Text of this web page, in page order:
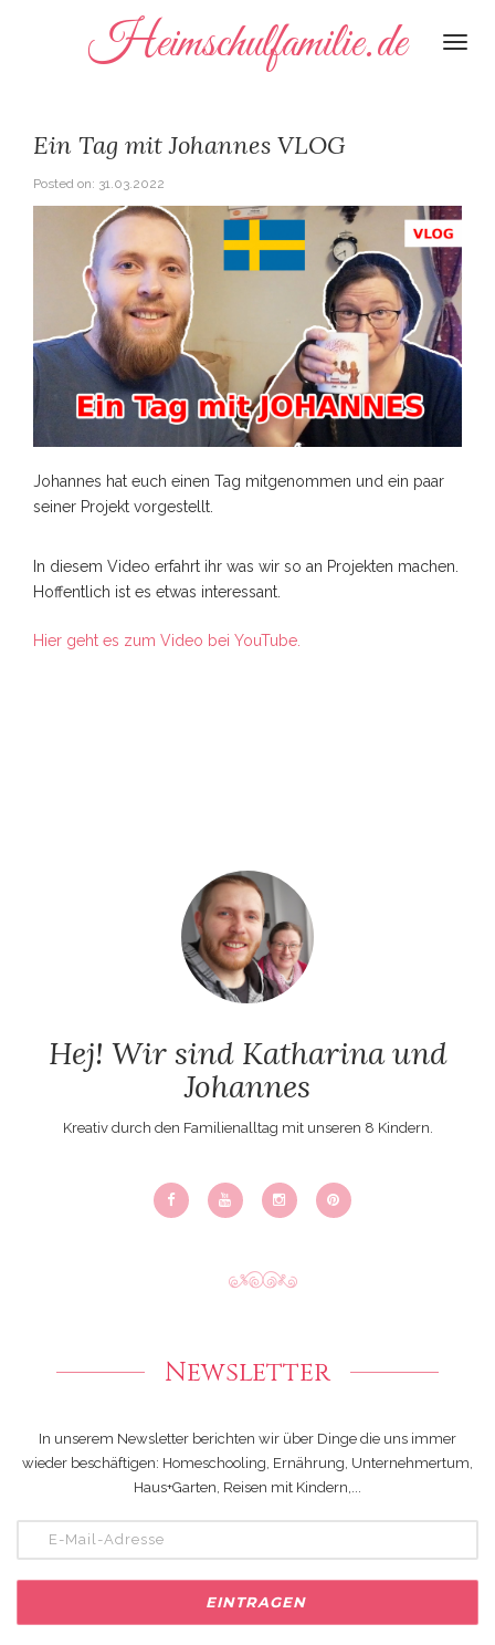
Heimschulfamilie.de
Ein Tag mit Johannes VLOG
Posted on: 31.03.2022
Johannes hat euch einen Tag mitgenommen und ein paar
seiner Projekt vorgestellt.
In diesem Video erfahrt ihr was wir so an Projekten machen.
Hoffentlich ist es etwas interessant.
Hier geht es zum Video bei YouTube.
Hej! Wir sind Katharina und
Johannes
Kreativ durch den Familienalltag mit unseren 8 Kindern.
Newsletter
In unserem Newsletter berichten wir über Dinge die uns immer
wieder beschäftigen: Homeschooling, Ernährung, Unternehmertum,
Haus+Garten, Reisen mit Kindern,...